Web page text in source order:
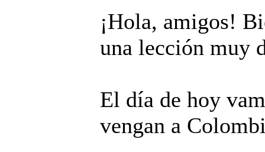
¡Hola, amigos!
una lección muy
El día de hoy
vengan a